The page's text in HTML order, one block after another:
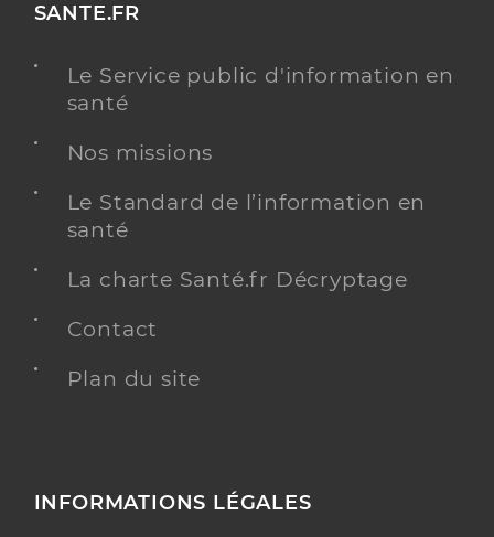
SANTE.FR
Le Service public d'information en
santé
Nos missions
Le Standard de l’information en
santé
La charte Santé.fr Décryptage
Contact
Plan du site
INFORMATIONS LÉGALES